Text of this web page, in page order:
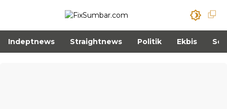
Indeptnews Straightnews Politik Ekbis